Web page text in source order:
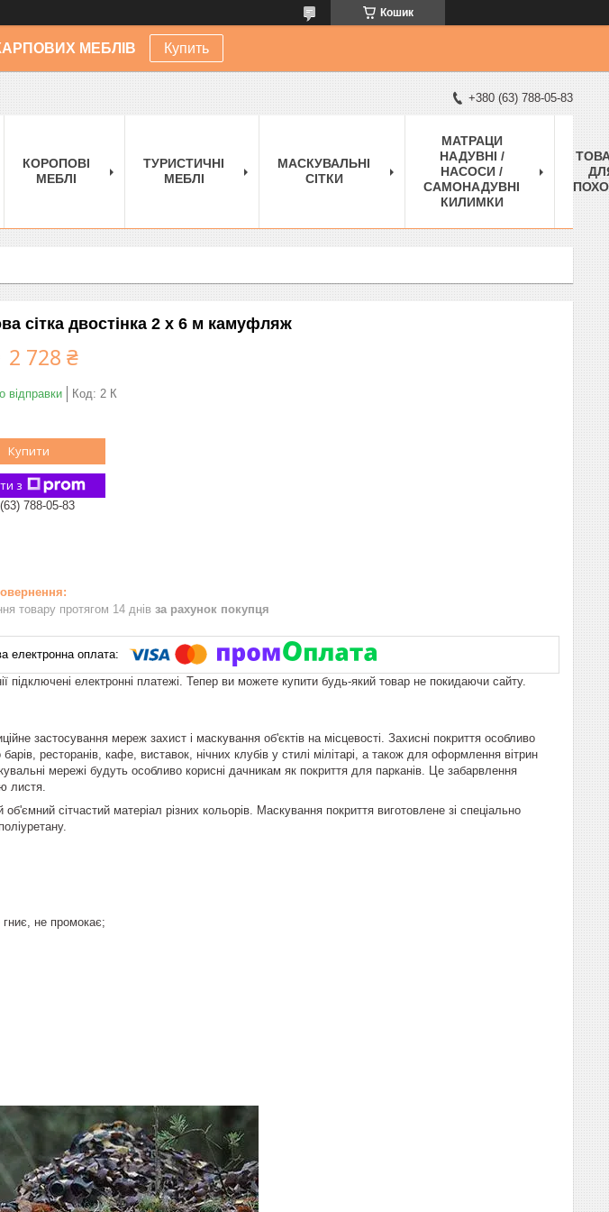
Кошик
МЕБЛІВ Купить
+380 (63) 788-05-83
КОРОПОВІ
МЕБЛІ
ТУРИСТИЧНІ
МЕБЛІ
МАСКУВАЛЬНІ
СІТКИ
МАТРАЦИ
НАДУВНІ /
НАСОСИ /
САМОНАДУВНІ
КИЛИМКИ
сітка двостінка 2 х 6 м камуфляж
2 728 ₴
відправки Код: 2 К
Купити
з
788-05-83
товару протягом 14 днів за рахунок покупця
підключені електронні платежі. Тепер ви можете купити будь-який товар не покидаючи сайту.
застосування мереж захист і маскування об'єктів на місцевості. Захисні покриття особливо
ресторанів, кафе, виставок, нічних клубів у стилі мілітарі, а також для оформлення вітрин
мережі будуть особливо корисні дачникам як покриття для парканів. Це забарвлення
листя.
сітчастий матеріал різних кольорів. Маскування покриття виготовлене зі спеціально
гниє, не промокає;